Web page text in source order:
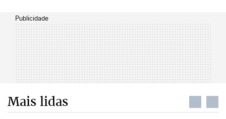
Publicidade
Mais lidas